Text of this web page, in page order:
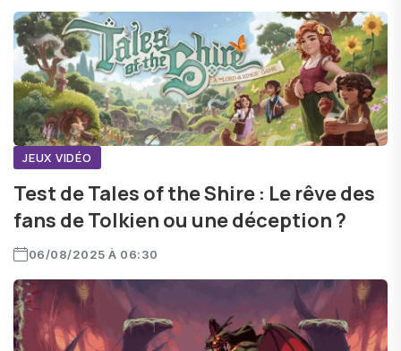
JEUX VIDÉO
Test de Tales of the Shire : Le rêve des
fans de Tolkien ou une déception ?
06/08/2025 À 06:30